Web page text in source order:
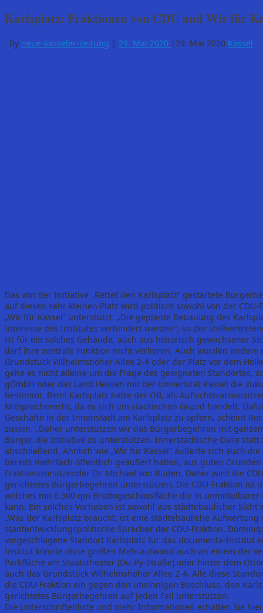
Karlsplatz: Fraktionen von CDU und Wir für
By neue-kasseler-zeitung | 29. Mai 2020 |29. Mai 2020 Kassel
Das von der Initiative „Rettet den Karlsplatz“ gestartete
auf diesen sehr kleinen Platz wird politisch sowohl von der
„Wir für Kassel“ unterstützt. „Die geplante Bebauung des
Interesse des Institutes verhindert werden“, so der
ist für ein solches Gebäude, auch aus historisch gewachsener
darf ihre zentrale Funktion nicht verlieren. Auch wurden andere
Grundstück Wilhelmshöher Allee 2-4 oder der Platz vor dem
gehe es nicht alleine um die Frage des geeigneten Standortes,
gGmbH oder das Land Hessen mit der Universität Kassel die
bestimmt. Beim Karlsplatz hätte der OB, als
Mitspracherecht, da es sich um städtischen Grund handelt.
Geschäfte in der Innenstadt am Karlsplatz zu opfern, scheint
zusein. „Daher unterstützen wir das Bürgerbegehren mit
Bürger, die Initiative zu unterstützen. Innerstädtische Oase statt
abschließend. Ähnlich wie „Wir für Kassel“ äußerte sich auch
bereits mehrfach öffentlich geäußert haben, aus guten
Fraktionsvorsitzender Dr. Michael von Rüden. Daher wird die
gerichtetes Bürgerbegehren unterstützen. Die CDU-Fraktion ist
welches mit 6.500 qm Bruttogeschossfläche die in
kann. Ein solches Vorhaben ist sowohl aus städtebaulicher
„Was der Karlsplatz braucht, ist eine städtebauliche
stadtentwicklungspolitische Sprecher der CDU-Fraktion,
vorgeschlagene Standort Karlsplatz für das documenta-Institut
Institut könnte ohne großen Mehraufwand auch an einem der
Parkfläche am Staatstheater (Du-Ry-Straße) oder hinter dem
auch das Grundstück Wilhelmshöher Allee 2-4. Alle diese
die CDU-Fraktion ein gegen den unsinnigen Beschluss, den
gerichtetes Bürgerbegehren auf jeden Fall unterstützen.
Die Unterschriftenliste und mehr Informationen erhalten Sie